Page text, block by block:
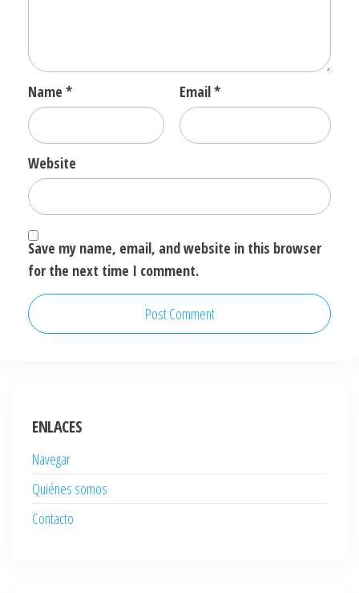
Name * Email*
Website
Save my name, email, and website in this browser
for the next time I comment.
ENLACES
Navegar
Quiénes somos
Contacto